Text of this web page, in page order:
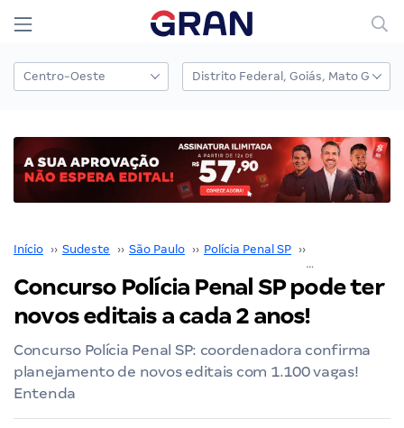
Início ›› Sudeste ›› São Paulo ›› Polícia Penal SP ››
Concurso Polícia Penal SP pode ter
novos editais a cada 2 anos!
Concurso Polícia Penal SP: coordenadora confirma
planejamento de novos editais com 1.100 vagas!
Entenda